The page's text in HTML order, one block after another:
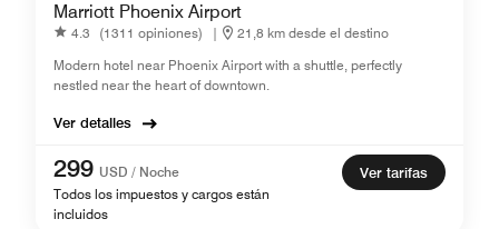
Marriott Phoenix Airport
4.3 (1311 opiniones) |
21,8 km desde el destino
Modern hotel near Phoenix Airport with a shuttle, perfectly
nestled near the heart of downtown.
Ver detalles
299 USD / Noche
Todos los impuestos y cargos están
incluidos
Ver tarifas